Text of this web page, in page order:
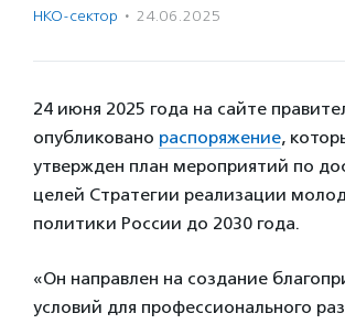
НКО-сектор · 24.06.2025
24 июня 2025 года на сайте
опубликовано распоряжение,
утвержден план мероприятий по
целей Стратегии реализации
политики России до 2030 года.
«Он направлен на создание
условий для профессионального